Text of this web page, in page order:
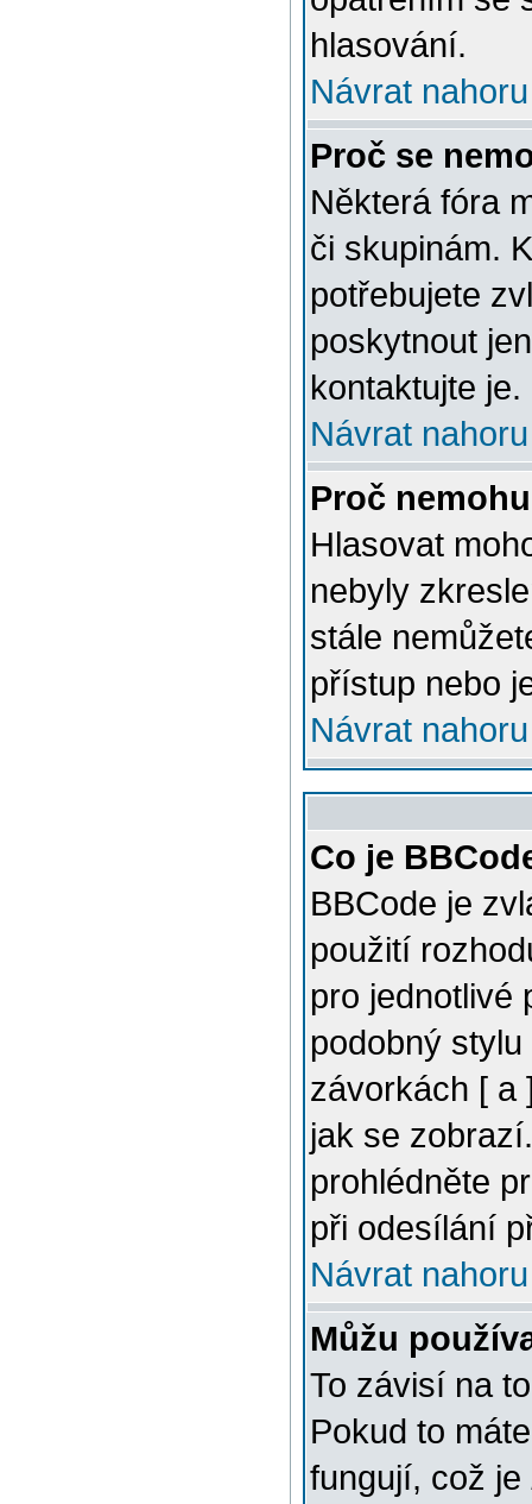
hlasování.
Návrat nahoru
Proč se
Některá fóra
či skupinám.
potřebujete
poskytnout
kontaktujte je.
Návrat nahoru
Proč
Hlasovat
nebyly
stále
přístup nebo
Návrat nahoru
Co je
BBCode je
použití
pro jednotlivé
podobný
závorkách [ a
jak se
prohlédněte
při odesílání
Návrat nahoru
Můžu
To závisí na
Pokud to
fungují, což je